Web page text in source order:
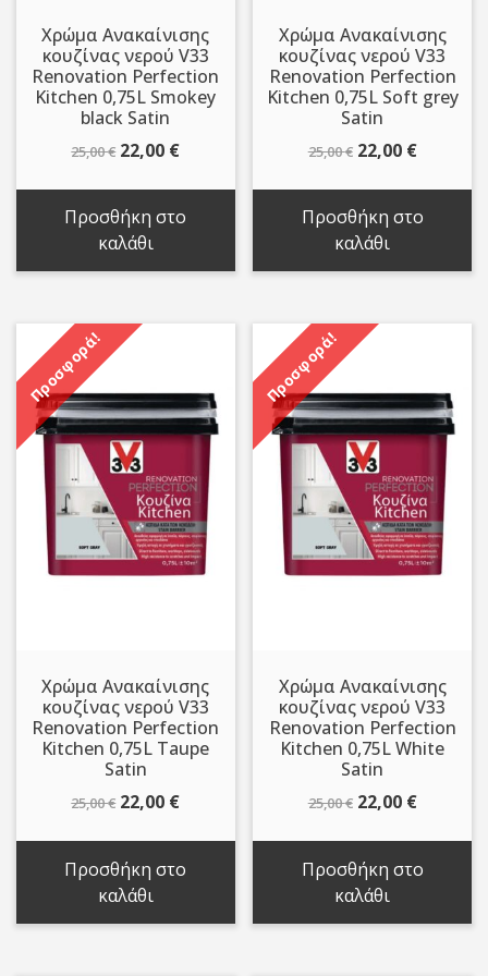
Χρώμα Ανακαίνισης
κουζίνας νερού V33
Renovation Perfection
Kitchen 0,75L Smokey
black Satin
25,00€ Original
25,00 €.
22,00 €Η
είναι:
Προσθήκη στο
καλάθι
Χρώμα Ανακαίνισης
κουζίνας νερού V33
Renovation Perfection
Kitchen 0,75L Soft grey
Satin
25,00€ Original
25,00 €.
22,00 €Η
είναι:
Προσθήκη στο
καλάθι
Προσφορά!
Χρώμα Ανακαίνισης
κουζίνας νερού V33
Renovation Perfection
Kitchen 0,75L Taupe
Satin
25,00€ Original
25,00 €.
22,00 €Η
είναι:
Προσθήκη στο
καλάθι
Προσφορά!
Χρώμα Ανακαίνισης
κουζίνας νερού V33
Renovation Perfection
Kitchen 0,75L White
Satin
25,00€ Original
25,00 €.
22,00 €Η
είναι:
Προσθήκη στο
καλάθι